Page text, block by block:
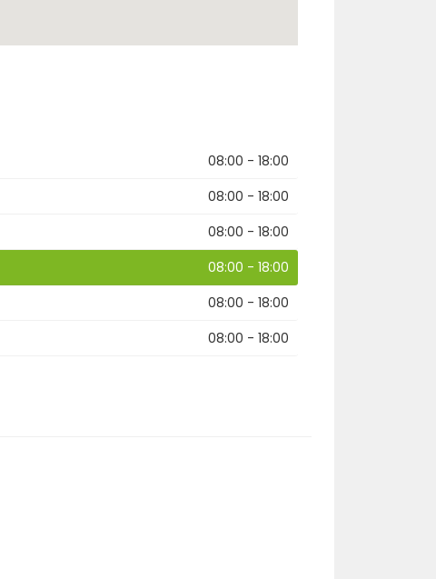
08:00 - 18:00
08:00 - 18:00
08:00 - 18:00
08:00 - 18:00
08:00 - 18:00
08:00 - 18:00